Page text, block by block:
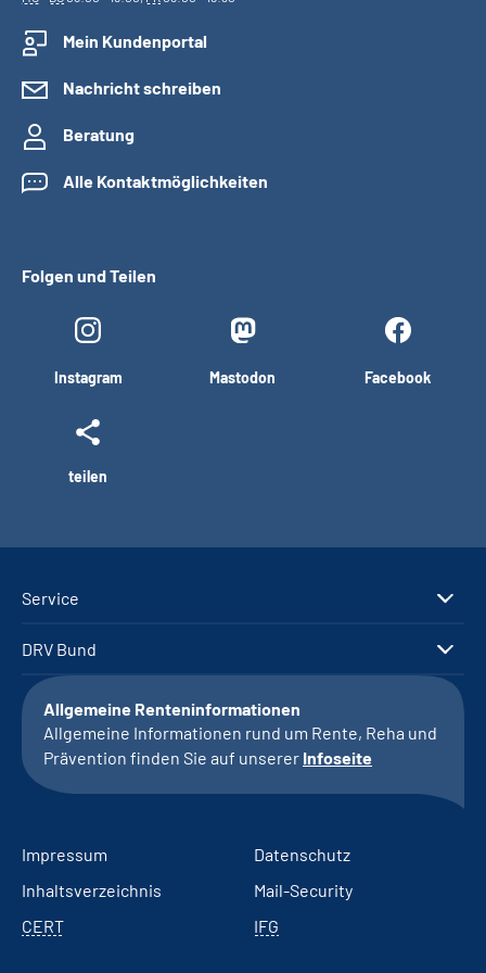
Mein Kundenportal
Nachricht schreiben
Beratung
Alle Kontaktmöglichkeiten
Folgen und Teilen
Instagram Mastodon Facebook
teilen
Service
DRV Bund
Allgemeine Renteninformationen
Allgemeine Informationen rund um Rente, Reha und
Prävention finden Sie auf unserer Infoseite
Impressum
Datenschutz
Inhaltsverzeichnis
Mail-Security
CERT
IFG